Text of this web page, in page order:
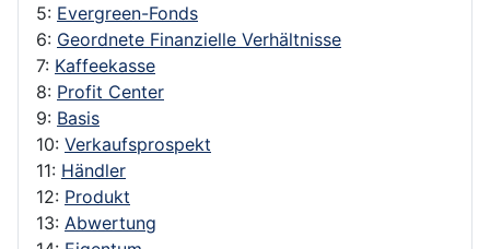
5: Evergreen-Fonds
6: Geordnete Finanzielle Verhältnisse
7: Kaffeekasse
8: Profit Center
9: Basis
10: Verkaufsprospekt
11: Händler
12: Produkt
13: Abwertung